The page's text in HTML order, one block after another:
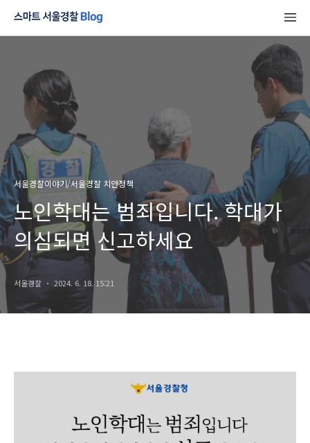
서울경찰이야기/서울경찰 치안정책
노인학대는 범죄입니다. 학대가
의심되면 신고하세요
서울경찰 2024. 6. 18. 15:21